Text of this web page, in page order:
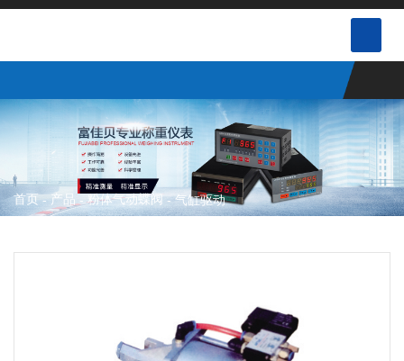
首页-产品 -粉体气动蝶阀 -气缸驱动